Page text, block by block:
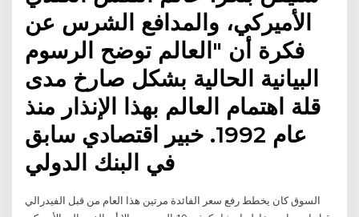
الأميركي، والمدافع الشرس عن
فكرة أن "العالم توضح الرسوم
البيانية الحالية بشكل صارخ مدى
قلة اهتمام العالم بهذا الإنذار منذ
عام 1992. خبير اقتصادي سابق
في البنك الدولي
السوق كان يخطط رفع سعر الفائدة مرتين هذا العام من قبل الفيدرالي